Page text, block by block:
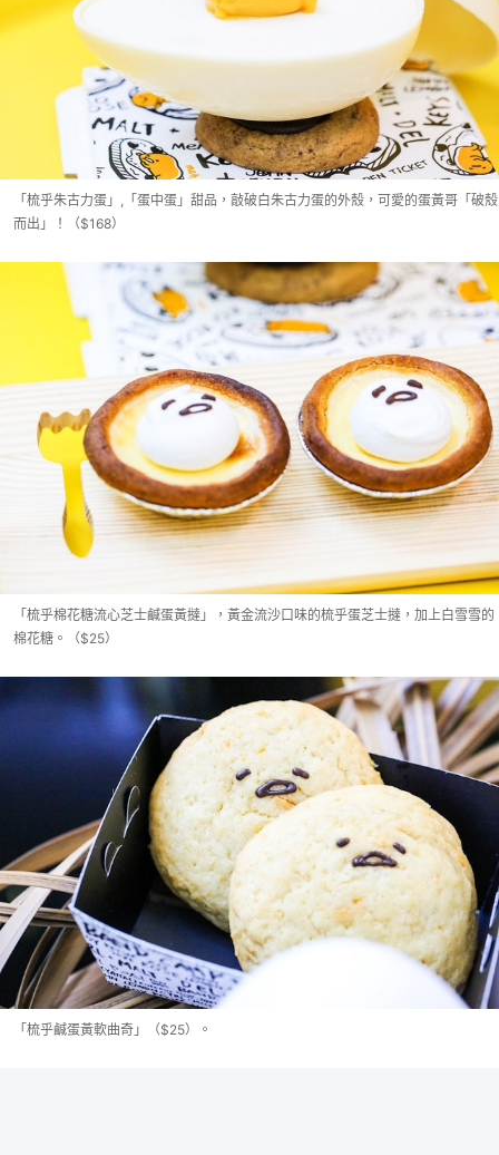
「梳乎朱古力蛋」,「蛋中蛋」甜品，敲破白朱古力蛋的外殼，可愛的蛋黃哥「破殼
而出」！（$168）
「梳乎棉花糖流心芝士鹹蛋黃撻」，黃金流沙口味的梳乎蛋芝士撻，加上白雪雪的
棉花糖。（$25）
「梳乎鹹蛋黃軟曲奇」（$25）。